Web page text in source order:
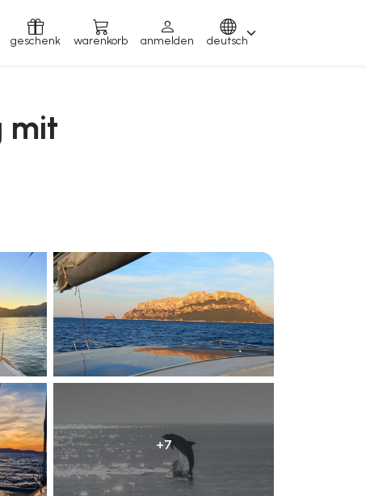
geschenk warenkorb anmelden deutsch
mit
+7